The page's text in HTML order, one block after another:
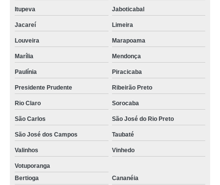
Itupeva Jaboticabal
Jacareí Limeira
Louveira Marapoama
Marília Mendonça
Paulínia Piracicaba
Presidente Prudente Ribeirão Preto
Rio Claro Sorocaba
São Carlos São José do Rio Preto
São José dos Campos Taubaté
Valinhos Vinhedo
Votuporanga
Bertioga
Cananéia